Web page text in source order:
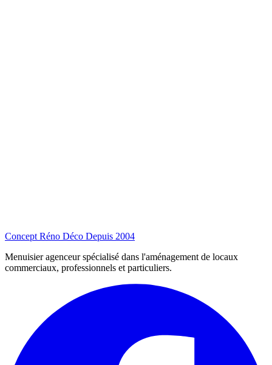
Concept Réno Déco Depuis 2004
Menuisier agenceur spécialisé dans l'aménagement de locaux
commerciaux, professionnels et particuliers.